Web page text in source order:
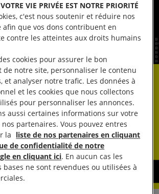
VIE PRIVÉE EST NOTRE PRIORITÉ
c'est nous soutenir et réduire nos
afin que vos dons contribuent en
contre les atteintes aux droits humains
cookies pour assurer le bon
notre site, personnaliser le contenu
et analyser notre trafic. Les données à
et les cookies que nous collectons
pour personnaliser les annonces.
aussi certaines informations sur votre
partenaires. Vous pouvez entres
la liste de nos partenaires en cliquant
de confidentialité de notre
en cliquant ici. En aucun cas les
bases ne sont revendues ou utilisées à